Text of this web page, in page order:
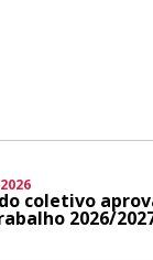
coletivo
2026/